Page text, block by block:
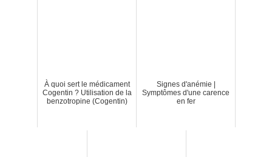
À quoi sert le médicament
Cogentin ? Utilisation de la
benzotropine (Cogentin)
Signes d'anémie |
Symptômes d'une carence
en fer